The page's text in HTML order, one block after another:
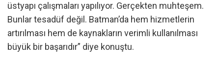
üstyapı çalışmaları yapılıyor. Gerçekten muhteşem.
Bunlar tesadüf değil. Batman’da hem hizmetlerin
artırılması hem de kaynakların verimli kullanılması
büyük bir başarıdır” diye konuştu.